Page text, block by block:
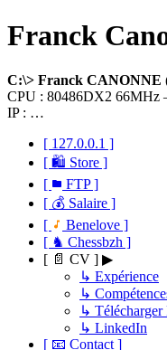
Franck
C:\> Franck CANONNE
CPU : 80486DX2
IP : …
[ 127.0.0.1 ]
[ 🛍 Store ]
[
FTP ]
[ 💰 Salaire ]
[
Benelove ]
[ ♞ Chessbzh ]
[ 📄 CV ] ▶
↳ Expérience
↳
↳ Télécharger
↳ LinkedIn
[ 📧 Contact ]